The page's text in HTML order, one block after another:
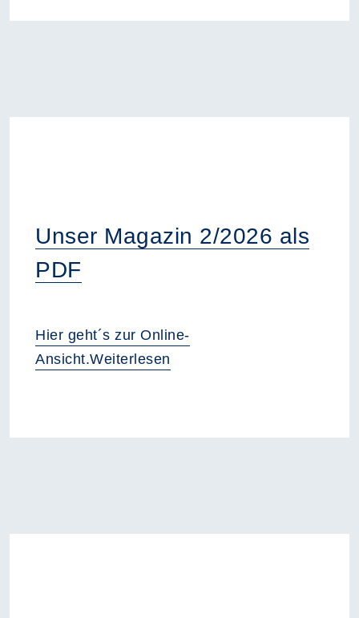
Unser Magazin 2/2026 als
PDF
Hier geht´s zur Online-
Ansicht.Weiterlesen